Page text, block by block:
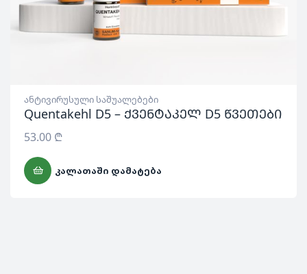
ანტივირუსული საშუალებები
Quentakehl D5 – ქვენტაკელ D5 წვეთები
53.00 ₾
ᲙᲐᲚᲐᲗᲐᲨᲘ ᲓᲐᲛᲐᲢᲔᲑᲐ